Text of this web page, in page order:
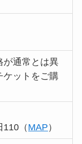
が通常とは異
ケットをご購
110（ MAP ）